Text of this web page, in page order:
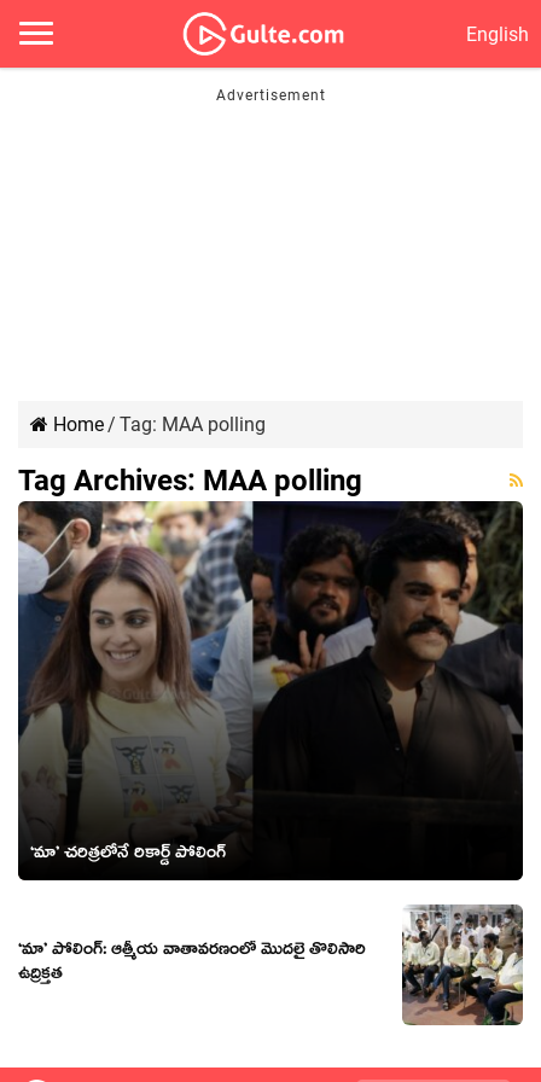
English
Home/ Tag: MAA polling
Tag Archives: MAA polling
‘మా’ చరిత్రలోనే రికార్డ్ పోలింగ్
‘మా’ పోలింగ్: ఆత్మీయ వాతావరణంలో మొదలై తొలిసారి
ఉద్రిక్తత